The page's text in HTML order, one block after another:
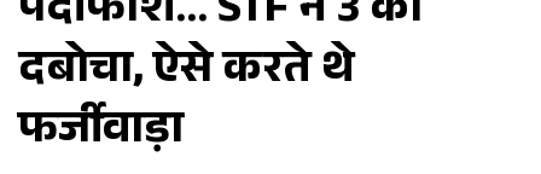
दबोचा, ऐसे करते थे
फर्जीवाड़ा